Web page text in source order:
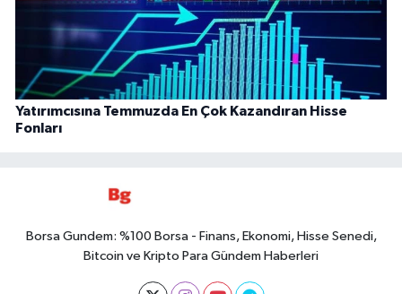
Yatırımcısına Temmuzda En Çok Kazandıran Hisse
Fonları
Borsa Gundem: %100 Borsa - Finans, Ekonomi, Hisse Senedi,
Bitcoin ve Kripto Para Gündem Haberleri